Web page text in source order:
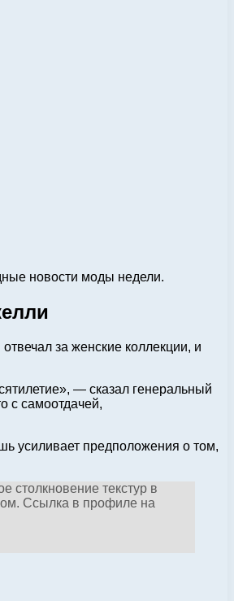
новости моды недели.
за женские коллекции, и
— сказал генеральный
с самоотдачей,
усиливает предположения о том,
столкновение текстур в
Ссылка в профиле на